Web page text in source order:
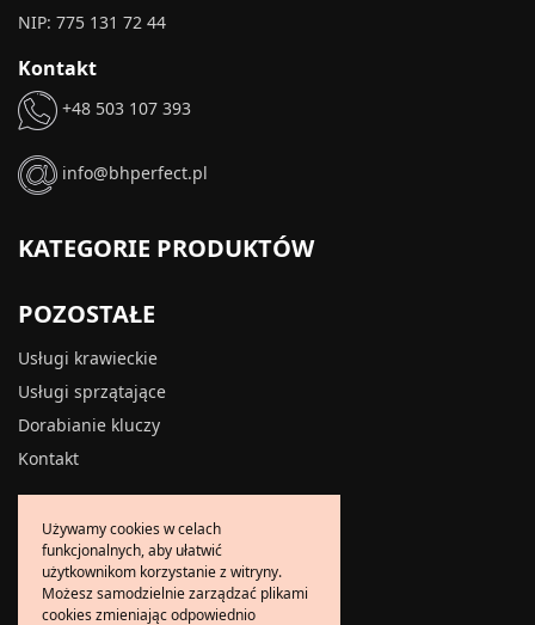
NIP: 775 131 72 44
Kontakt
+48 503 107 393
info@bhperfect.pl
KATEGORIE PRODUKTÓW
POZOSTAŁE
Usługi krawieckie
Usługi sprzątające
Dorabianie kluczy
Kontakt
INFORMACJE
O firmie
Dostawa i płatność
Używamy cookies w celach
funkcjonalnych, aby ułatwić
użytkownikom korzystanie z witryny.
Możesz samodzielnie zarządzać plikami
cookies zmieniając odpowiednio